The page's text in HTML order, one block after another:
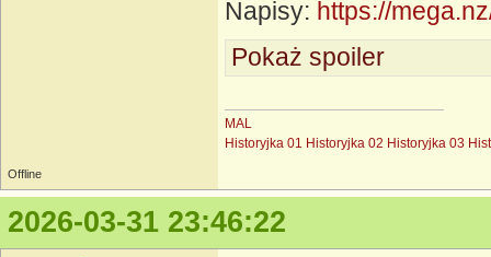
Napisy: https://
Pokaż spoiler
MAL
Historyjka 01 Historyjka 02 Historyjka 03
Offline
2026-03-31 23:46:22